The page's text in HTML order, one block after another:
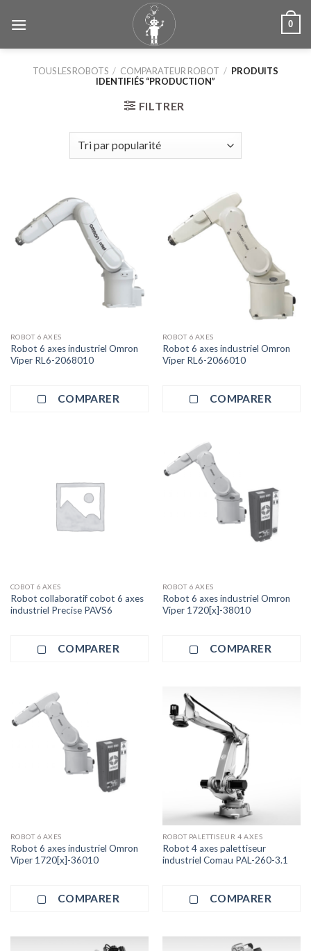
0
TOUS LES ROBOTS / COMPARATEUR ROBOT / PRODUITS
IDENTIFIÉS “PRODUCTION”
FILTRER
ROBOT 6 AXES
Robot 6 axes industriel Omron
Viper RL6-2068010
COMPARER
ROBOT 6 AXES
Robot 6 axes industriel Omron
Viper RL6-2066010
COMPARER
COBOT 6 AXES
Robot collaboratif cobot 6 axes
industriel Precise PAVS6
COMPARER
ROBOT 6 AXES
Robot 6 axes industriel Omron
Viper 1720[x]-38010
COMPARER
ROBOT 6 AXES
Robot 6 axes industriel Omron
Viper 1720[x]-36010
COMPARER
ROBOT PALETTISEUR 4 AXES
Robot 4 axes palettiseur
industriel Comau PAL-260-3.1
COMPARER